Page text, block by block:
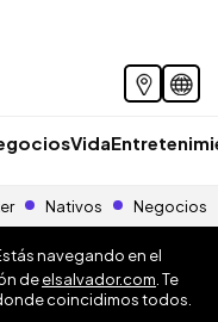
Vida
Nativos Negocios
navegando en el
deelsalvador.com . Te
coincidimos todos.